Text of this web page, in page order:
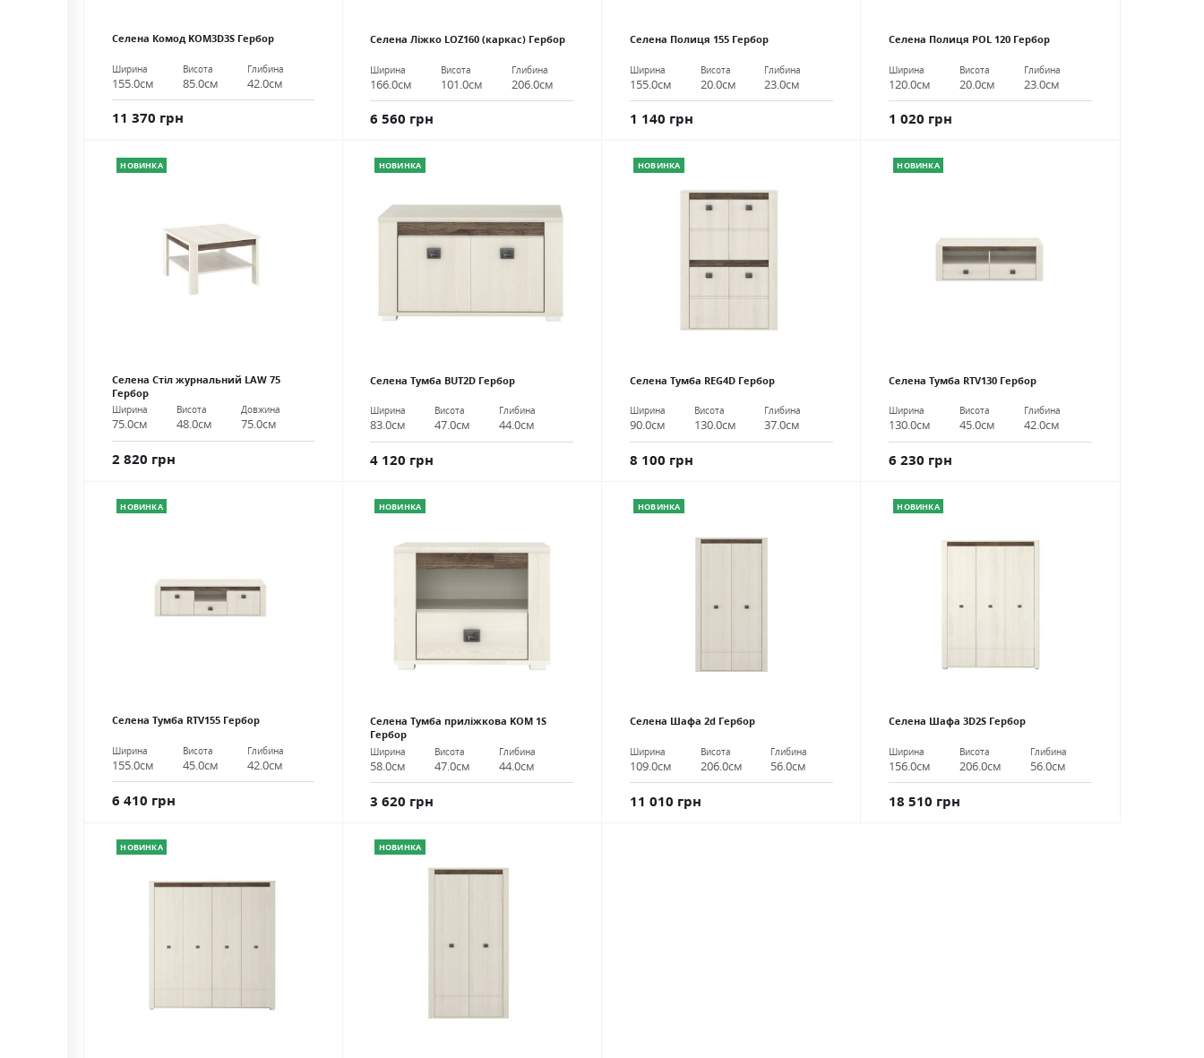
Селена Комод KOM3D3S Гербор
Ширина
155.0см
Висота
85.0см
Глибина
42.0см
11 370 грн
Селена Ліжко LOZ160 (каркас) Гербор
Ширина
166.0см
Висота
101.0см
Глибина
206.0см
6 560 грн
Селена Полиця 155 Гербор
Ширина
155.0см
Висота
20.0см
Глибина
23.0см
1 140 грн
Селена Полиця POL 120 Гербор
Ширина
120.0см
Висота
20.0см
Глибина
23.0см
1 020 грн
НОВИНКА
Селена Стіл журнальний LAW 75
Гербор
Ширина
75.0см
Висота
48.0см
Довжина
75.0см
2 820 грн
НОВИНКА
Селена Тумба BUT2D Гербор
Ширина
83.0см
Висота
47.0см
Глибина
44.0см
4 120 грн
НОВИНКА
Селена Тумба REG4D Гербор
Ширина
90.0см
Висота
130.0см
Глибина
37.0см
8 100 грн
НОВИНКА
Селена Тумба RTV130 Гербор
Ширина
130.0см
Висота
45.0см
Глибина
42.0см
6 230 грн
НОВИНКА
Селена Тумба RTV155 Гербор
Ширина
155.0см
Висота
45.0см
Глибина
42.0см
6 410 грн
НОВИНКА
Селена Тумба приліжкова KOM 1S
Гербор
Ширина
58.0см
Висота
47.0см
Глибина
44.0см
3 620 грн
НОВИНКА
Селена Шафа 2d Гербор
Ширина
109.0см
Висота
206.0см
Глибина
56.0см
11 010 грн
НОВИНКА
Селена Шафа 3D2S Гербор
Ширина
156.0см
Висота
206.0см
Глибина
56.0см
18 510 грн
НОВИНКА НОВИНКА